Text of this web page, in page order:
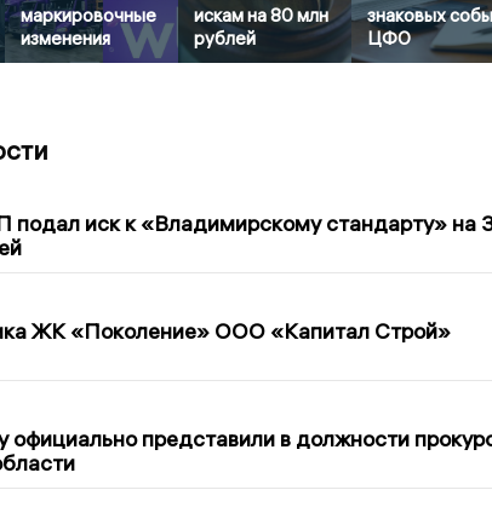
маркировочные
изменения
искам на 80 млн
рублей
знаковых
ЦФО
подал иск к «Владимирскому стандарту» на
ЖК «Поколение» ООО «Капитал Строй»
представили в должности